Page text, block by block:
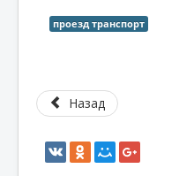
проезд транспорт
Назад